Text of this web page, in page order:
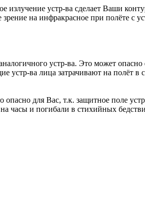
устр-ва сделает Ваши
на инфракрасное при полёте с
устр-ва. Это может опасно
устр-ва лица затрачивают на полёт в
для Вас, т.к. защитное поле
часы и погибали в стихийных